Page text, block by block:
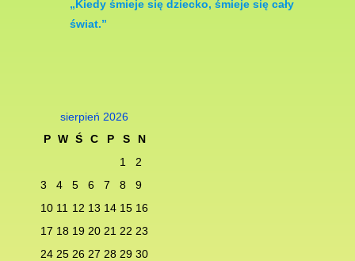
„Kiedy śmieje się dziec­ko, śmieje się cały
świat.”
sierpień 2026
P W Ś C P S
N
1
2
3
4 5 6 7 8
9
10 11 12 13 14 15 16
17 18 19 20 21 22 23
24 25 26 27 28 29 30